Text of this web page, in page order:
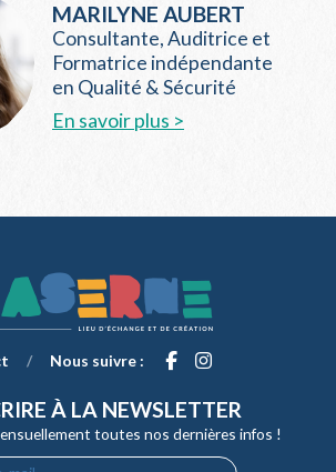
MARILYNE AUBERT
Consultante, Auditrice et
Formatrice indépendante
en Qualité & Sécurité
En savoir plus >
/ Nous suivre :
À LA NEWSLETTER
toutes nos dernières infos !